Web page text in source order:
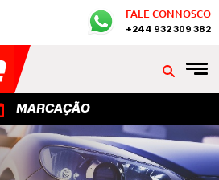
FALE CONNOSCO
+244 932 309 382
MARCAÇÃO